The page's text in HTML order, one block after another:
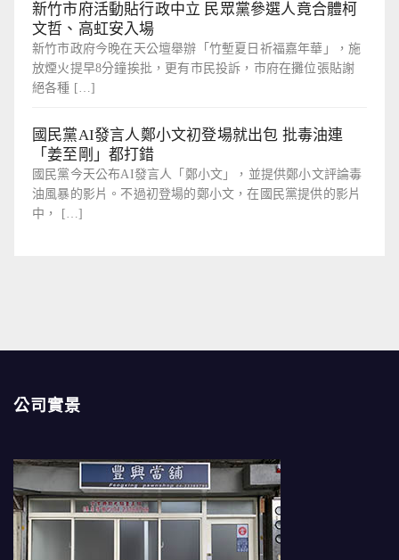
新竹市府活動貼行政中立 民眾黨參選人竟合體柯
文哲、高虹安入場
新竹市政府今晚在天公壇舉辦「竹塹夏日祈福嘉年華」，施
放煙火提早8分鐘挨批，更有市民投訴，市府在攤位張貼謝
絕各種 […]
國民黨AI發言人鄭小文初登場就出包 批毒油連
「姜至剛」都打錯
國民黨今天公布AI發言人「鄭小文」，並提供鄭小文評論毒
油風暴的影片。不過初登場的鄭小文，在國民黨提供的影片
中， […]
公司實景